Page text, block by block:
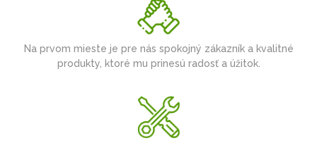
Na prvom mieste je pre nás spokojný zákazník a kvalitné
produkty, ktoré mu prinesú radosť a úžitok.